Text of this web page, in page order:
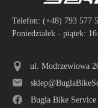
Telefon: (+48) 793 577
Poniedziałek - piątek:
ul. Modrzewiowa
Bugla Bike Service